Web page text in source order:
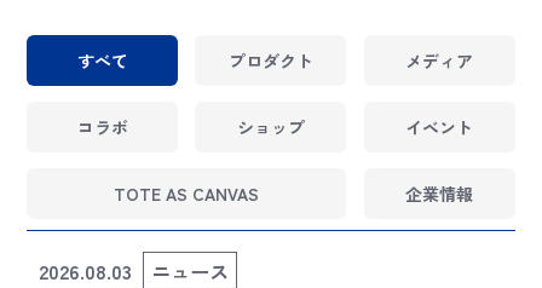
すべて プロダクト メディア
コラボ ショップ イベント
TOTE AS CANVAS 企業情報
2026.08.03
ニュース